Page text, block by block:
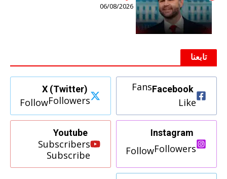
06/08/2026
تابعنا
Facebook
Fans
Like
X (Twitter)
Followers
Follow
Instagram
Followers
Follow
Youtube
Subscribers
Subscribe